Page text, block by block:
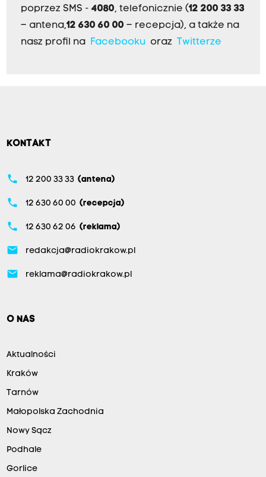
poprzez SMS - 4080, telefonicznie (12 200 33 33
– antena,12 630 60 00 – recepcja), a także na
nasz profil na
Facebookuoraz Twitterze
KONTAKT
phone 12 200 33 33 (antena)
phone 12 630 60 00 (recepcja)
phone 12 630 62 06 (reklama)
email redakcja@radiokrakow.pl
email reklama@radiokrakow.pl
O NAS
Aktualności
Kraków
Tarnów
Małopolska Zachodnia
Nowy Sącz
Podhale
Gorlice